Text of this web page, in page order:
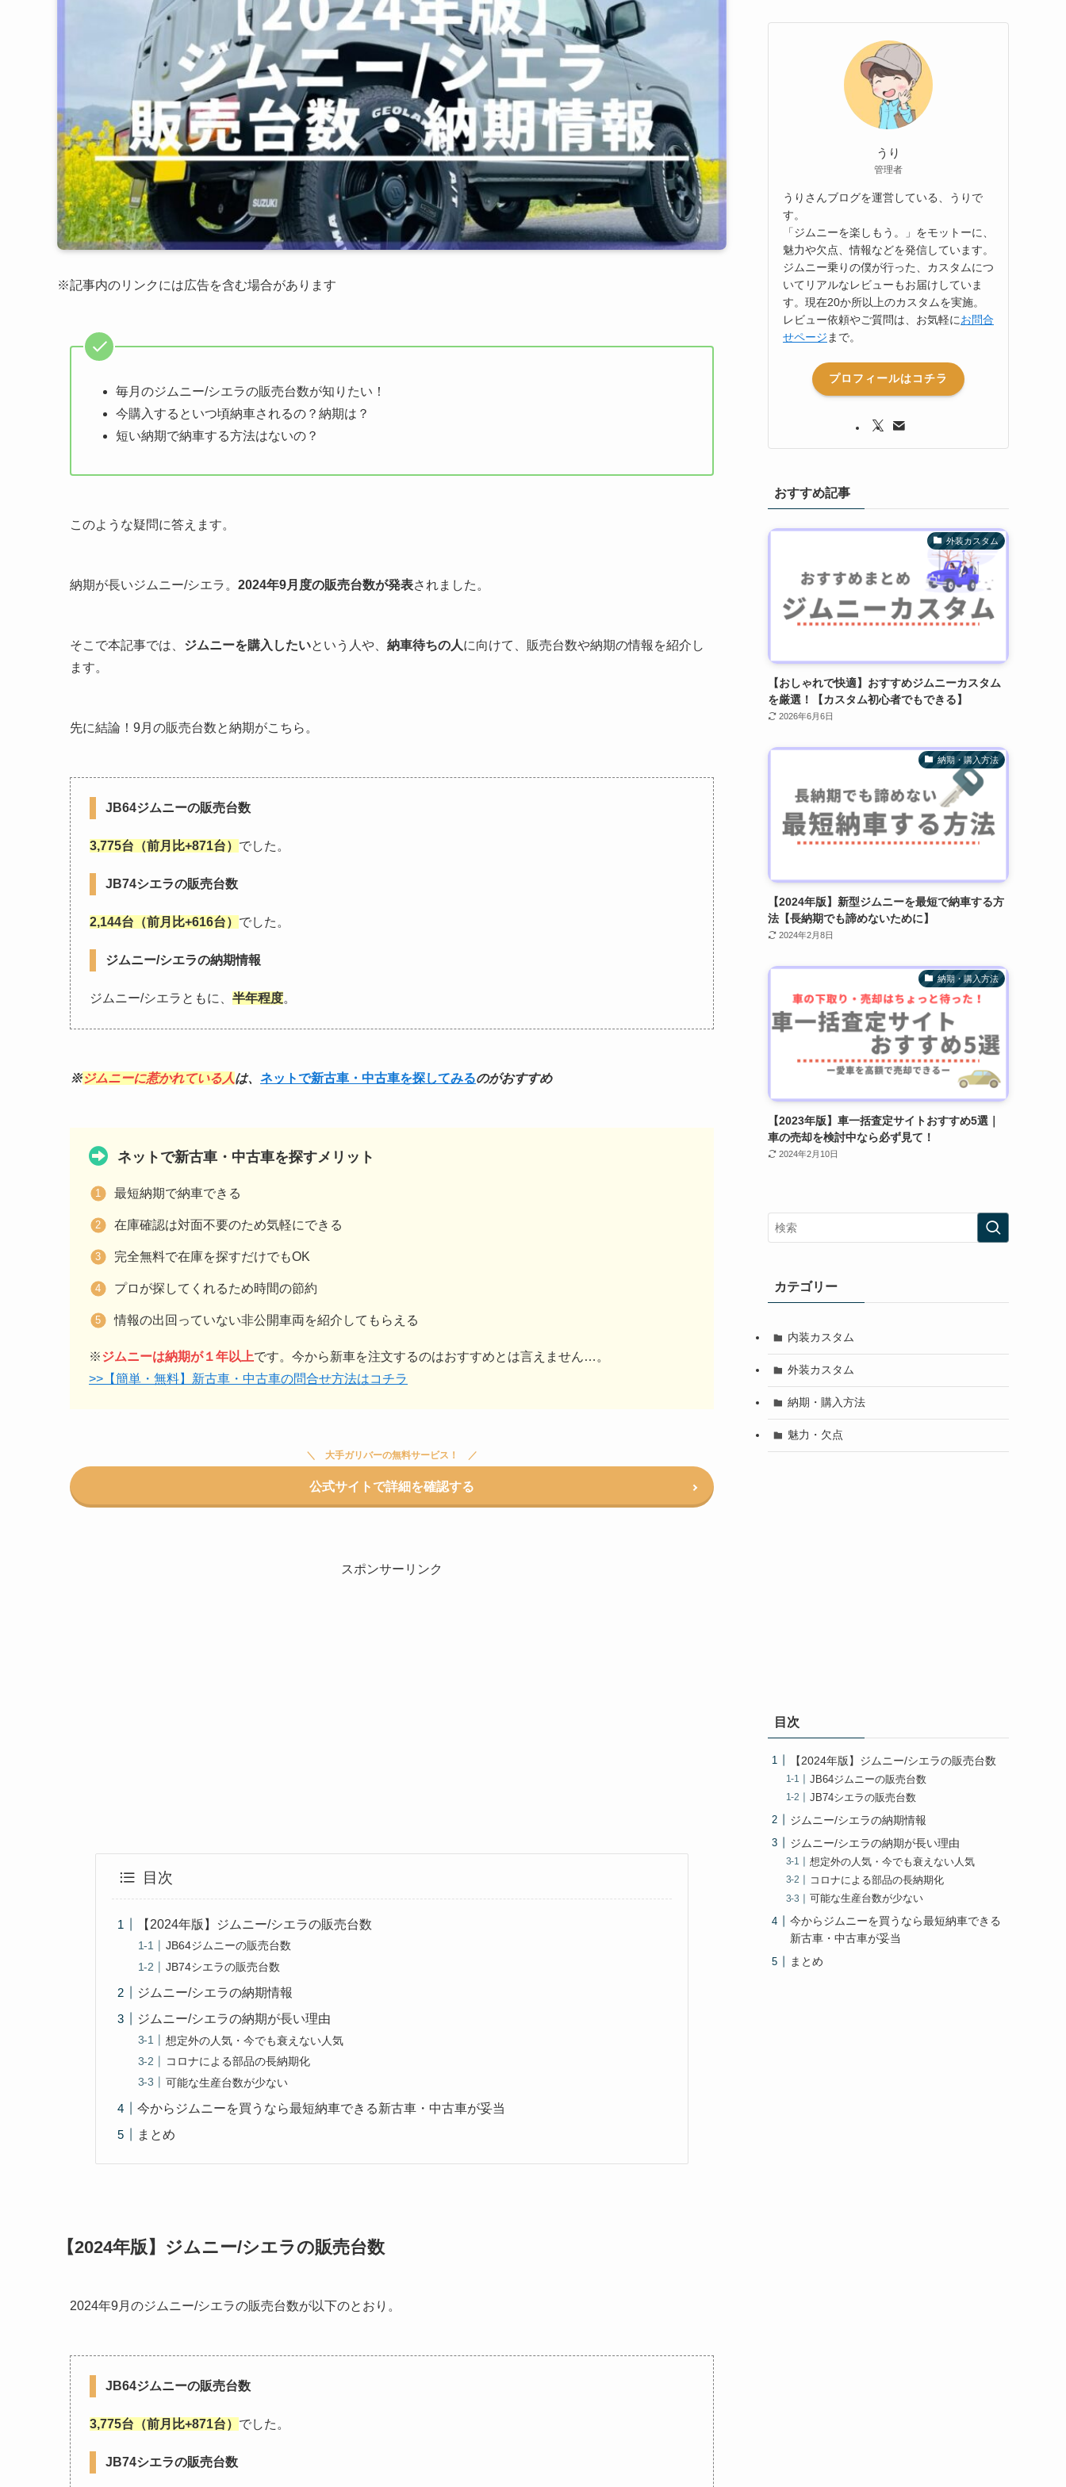
※記事内のリンクには広告を含む場合があります
毎月のジムニー/シエラの販売台数が知りたい！
今購入するといつ頃納車されるの？納期は？
短い納期で納車する方法はないの？
このような疑問に答えます。
納期が長いジムニー/シエラ。 2024年9月度の販売台数が発表されました。
そこで本記事では、 ジムニーを購入したいという人や、 納車待ちの人に向けて、販売台数や納期の情報を紹介し
ます。
先に結論！9月の販売台数と納期がこちら。
JB64ジムニーの販売台数
3,775台（前月比+871台） でした。
JB74シエラの販売台数
2,144台（前月比+616台） でした。
ジムニー/シエラの納期情報
ジムニー/シエラともに、 半年程度。
※ジムニーに惹かれている人は、 ネットで新古車・中古車を探してみるのがおすすめ
ネットで新古車・中古車を探すメリット
最短納期で納車できる
在庫確認は対面不要のため気軽にできる
完全無料で在庫を探すだけでもOK
プロが探してくれるため時間の節約
情報の出回っていない非公開車両を紹介してもらえる
※ジムニーは納期が１年以上です。今から新車を注文するのはおすすめとは言えません…。
>>【簡単・無料】新古車・中古車の問合せ方法はコチラ
大手ガリバーの無料サービス！
公式サイトで詳細を確認する
スポンサーリンク
目次
【2024年版】ジムニー/シエラの販売台数
JB64ジムニーの販売台数
JB74シエラの販売台数
ジムニー/シエラの納期情報
ジムニー/シエラの納期が長い理由
想定外の人気・今でも衰えない人気
コロナによる部品の長納期化
可能な生産台数が少ない
今からジムニーを買うなら最短納車できる新古車・中古車が妥当
まとめ
【2024年版】ジムニー/シエラの販売台数
2024年9月のジムニー/シエラの販売台数が以下のとおり。
JB64ジムニーの販売台数
3,775台（前月比+871台） でした。
JB74シエラの販売台数
うり
管理者
うりさんブログを運営している、うりで
す。
「ジムニーを楽しもう。」をモットーに、
魅力や欠点、情報などを発信しています。
ジムニー乗りの僕が行った、カスタムにつ
いてリアルなレビューもお届けしていま
す。現在20か所以上のカスタムを実施。
レビュー依頼やご質問は、お気軽にお問合
せページ まで。
プロフィールはコチラ
おすすめ記事
外装カスタム
【おしゃれで快適】おすすめジムニーカスタム
を厳選！【カスタム初心者でもできる】
2026年6月6日
納期・購入方法
【2024年版】新型ジムニーを最短で納車する方
法【長納期でも諦めないために】
2024年2月8日
納期・購入方法
【2023年版】車一括査定サイトおすすめ5選｜
車の売却を検討中なら必ず見て！
2024年2月10日
カテゴリー
内装カスタム
外装カスタム
納期・購入方法
魅力・欠点
目次
【2024年版】ジムニー/シエラの販売台数
JB64ジムニーの販売台数
JB74シエラの販売台数
ジムニー/シエラの納期情報
ジムニー/シエラの納期が長い理由
想定外の人気・今でも衰えない人気
コロナによる部品の長納期化
可能な生産台数が少ない
今からジムニーを買うなら最短納車できる
新古車・中古車が妥当
まとめ